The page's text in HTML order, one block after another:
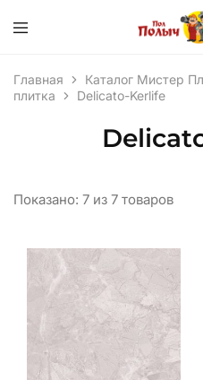
Главная Каталог Мистер
плитка
Delicato-Kerlife
Показано: 7 из 7 товаров